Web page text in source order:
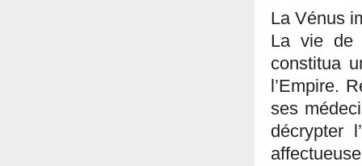
La Vénus
La vie de
constitua
l’Empire.
ses
décrypter